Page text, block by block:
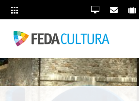
SALTAR A LA INFORMACIÓ DE CONTACTE
ALTRES LLOCS WEB
Oficina Virtual